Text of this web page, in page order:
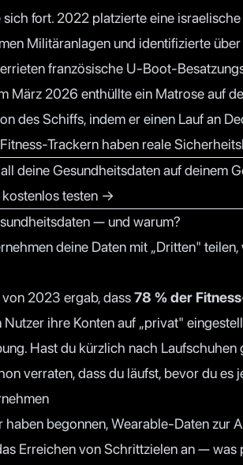
sich fort. 2022 platzierte eine
Militäranlagen und identifizierte
französische U-Boot-
März 2026 enthüllte ein Matrose auf
des Schiffs, indem er einen Lauf an
Trackern haben reale
deine Gesundheitsdaten auf deinem
kostenlos testen →
— und warum?
deine Daten mit „Dritten"
2023 ergab, dass78 % der
Nutzer ihre Konten auf „privat"
Hast du kürzlich nach
verraten, dass du läufst, bevor du es
begonnen, Wearable-Daten zur
Erreichen von Schrittzielen an —